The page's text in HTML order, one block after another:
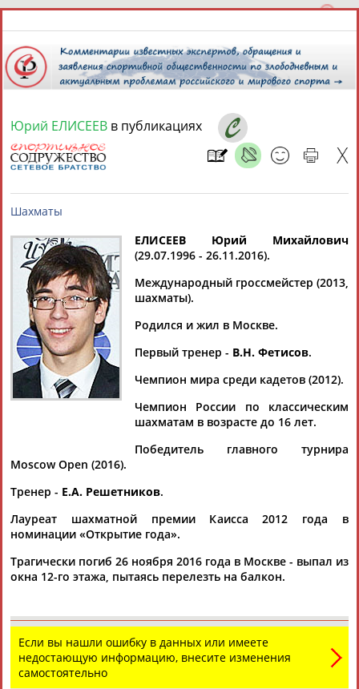
9 августа 2026 года,
СПОРТСМЕНЫ, ТРЕНЕРЫ И СПЕЦИАЛИСТЫ
Найдено: 13181персон Расширенный поиск
Аслаудин
АБАЕВ
Елена
АБАИМОВА
АБАКУМОВА
АБАЛАКИНА
Тамилла
АБАСОВА
Рамазан
АБАЧАРАЕВ
Ростом
АБАШИДЗЕ
Флюра
АББАТЕ-
БУЛАТОВА
Татьяна
АББЯСОВА
Акжана
АБДИКАРИМОВА
Артур
Юрий ЕЛИСЕЕВ в публикациях
Шахматы
ЕЛИСЕЕВ Юрий Михайлович
(29.07.1996 - 26.11.2016).
Международный гроссмейстер (2013,
шахматы).
Родился и жил в Москве.
Первый тренер - В.Н. Фетисов.
Чемпион мира среди кадетов (2012).
Чемпион России по классическим
шахматам в возрасте до 16 лет.
Победитель главного турнира
Moscow Open (2016).
Тренер - Е.А. Решетников.
Лауреат шахматной премии Каисса 2012 года в
номинации «Открытие года».
Трагически погиб 26 ноября 2016 года в Москве - выпал из
окна 12-го этажа, пытаясь перелезть на балкон.
Если вы нашли ошибку в данных или имеете
недостающую информацию, внесите изменения
самостоятельно